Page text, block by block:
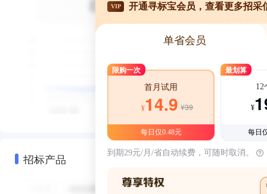
招标产品
VIP 开通寻标宝会员，查看更多招采
单省会员
限购一次
首月试用
¥14.9 ¥39
每日仅0.48元
最划算
12
¥
每日
到期29元/月/省自动续费，可随时取消。